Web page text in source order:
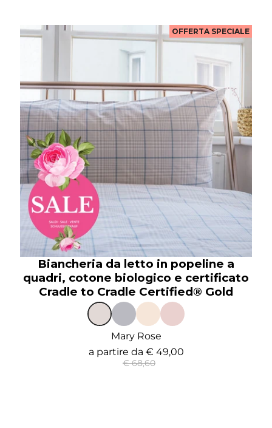
Biancheria da letto in popeline a
quadri, cotone biologico e certificato
Cradle to Cradle Certified® Gold
OFFERTA SPECIALE
Mary Rose
a partire da € 49,00
€ 68,60